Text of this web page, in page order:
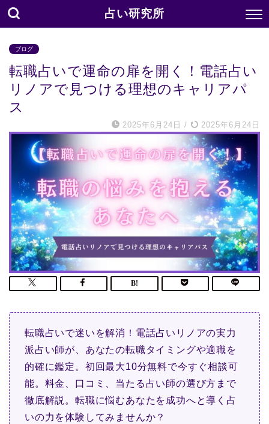
占い研究所
ブログ
転職占いで運命の扉を開く！電話占い
リノアで見つける理想のキャリアパ
ス
2025年6月24日 / 2025年6月24日
転職占いで迷いを解消！電話占いリノアの実力
派占い師が、あなたの転職タイミングや適職を
的確に鑑定。初回最大10分無料で今すぐ相談可
能。料金、口コミ、当たる占い師の選び方まで
徹底解説。転職に悩むあなたを成功へと導く占
いの力を体験してみませんか？